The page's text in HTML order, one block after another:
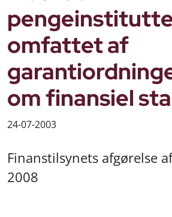
omfattet af
om finansiel
24-07-2003
Finanstilsynets afgørelse
2008